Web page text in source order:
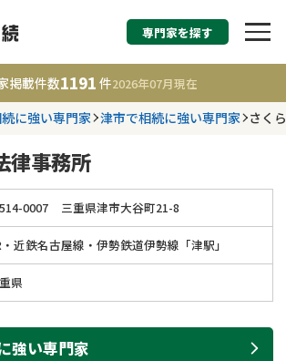
相続税申告・相続手
す
事務所 1191
2026年07月21日
遺言書作成・遺言執行
費用相場
専門家を探す
掲載件数1191 件2026年07月現在
に強い専門家 津市で相続に強い専門家 さく
律事務所
514-0007 三重県津市大谷町21-8
近鉄名古屋線・伊勢鉄道伊勢線「津駅」
県
強い専門家